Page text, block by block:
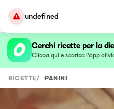
undefined
Cerchi ricette per la
Clicca qui e scarica l’app
RICETTE/ PANINI